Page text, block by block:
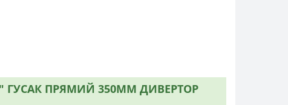
ГУСАК ПРЯМИЙ 350ММ ДИВЕРТОР